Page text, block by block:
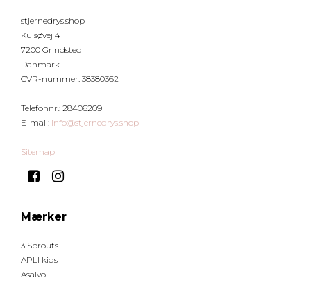
stjernedrys.shop
Kulsøvej 4
7200 Grindsted
Danmark
CVR-nummer: 38380362
Telefonnr.: 28406209
E-mail: info@stjernedrys.shop
Sitemap
Mærker
3 Sprouts
APLI kids
Asalvo